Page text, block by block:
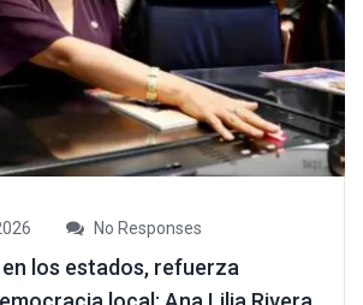
No Responses
en los estados, refuerza